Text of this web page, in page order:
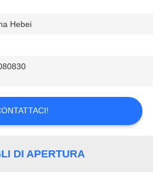
Hebei
DI APERTURA